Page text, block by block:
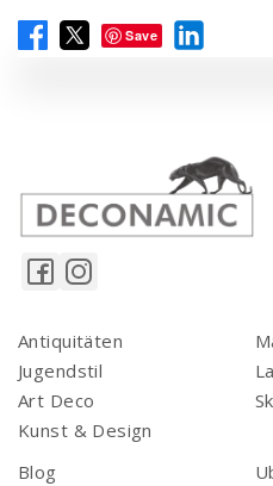
Save
Antiquitäten
Jugendstil
Art Deco
Kunst & Design
Blog